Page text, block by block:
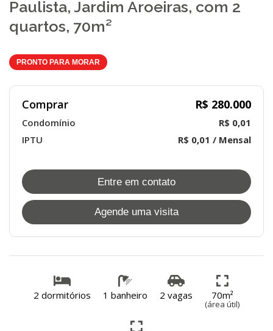
Paulista, Jardim Aroeiras, com 2
quartos, 70m²
PRONTO PARA MORAR
Comprar R$ 280.000
Condomínio
R$ 0,01
IPTU
R$ 0,01 / Mensal
Entre em contato
Agende uma visita
2 dormitórios 1 banheiro 2 vagas 70m²
(área útil)